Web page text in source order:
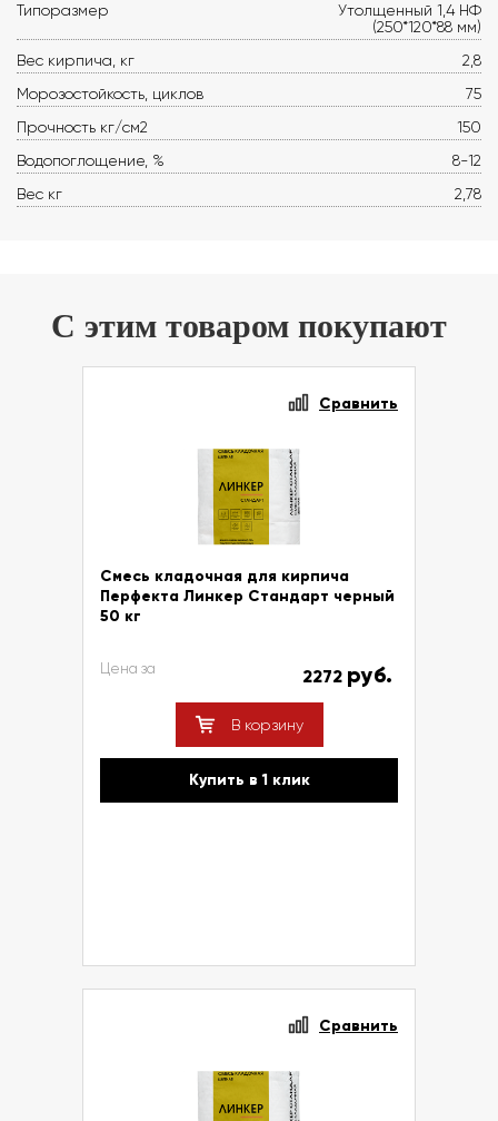
Типоразмер
Утолщенный 1,4 НФ
(250*120*88 мм)
Вес кирпича, кг
2,8
Морозостойкость, циклов
75
Прочность кг/см2
150
Водопоглощение, %
8-12
Вес кг
2,78
С этим товаром покупают
Сравнить
Смесь кладочная для кирпича
Перфекта Линкер Стандарт черный
50 кг
Цена за 2272 руб.
В корзину
Купить в 1 клик
Сравнить